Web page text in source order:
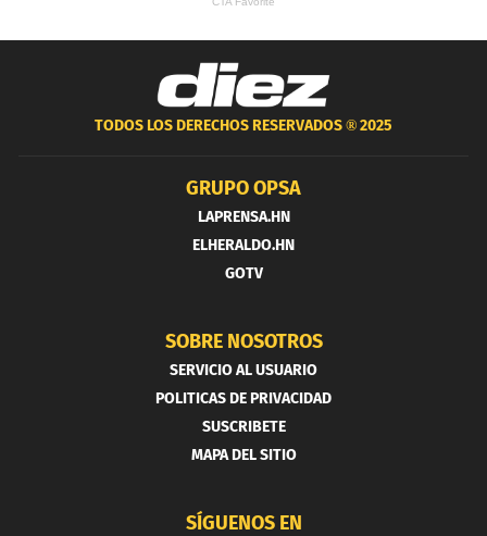
TODOS LOS DERECHOS RESERVADOS ®2025
GRUPO OPSA
LAPRENSA.HN
ELHERALDO.HN
GOTV
SOBRE NOSOTROS
SERVICIO AL USUARIO
POLITICAS DE PRIVACIDAD
SUSCRIBETE
MAPA DEL SITIO
SÍGUENOS EN